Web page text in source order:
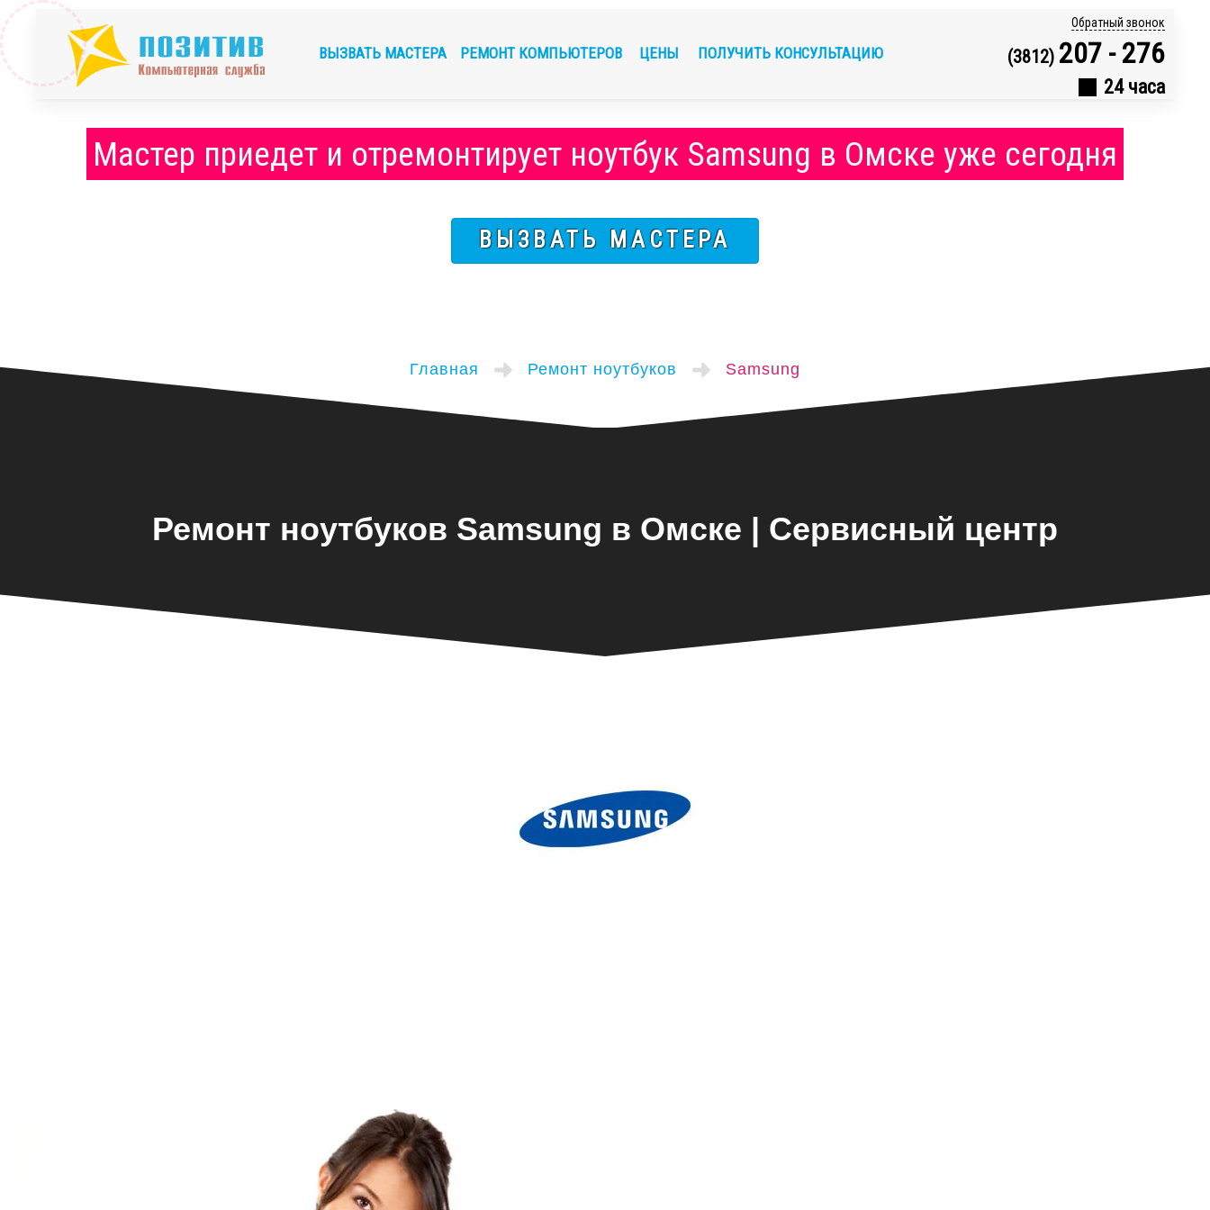
Обратный звонок
(3812) 207 - 276
24 часа
ВЫЗВАТЬ МАСТЕРА РЕМОНТ КОМПЬЮТЕРОВ ЦЕНЫ ПОЛУЧИТЬ КОНСУЛЬТАЦИЮ
Мастер приедет и отремонтирует ноутбук Samsung в Омске уже сегодня
ВЫЗВАТЬ МАСТЕРА
Главная Ремонт ноутбуков Samsung
Ремонт ноутбуков Samsung в Омске | Сервисный центр